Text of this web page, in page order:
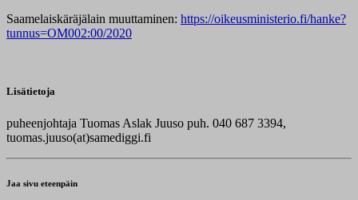
Saamelaiskäräjälain muuttaminen: https://oikeusministerio.fi/hanke?
tunnus=OM002:00/2020
Lisätietoja
puheenjohtaja Tuomas Aslak Juuso puh. 040 687 3394,
tuomas.juuso(at)samediggi.fi
Jaa sivu eteenpäin